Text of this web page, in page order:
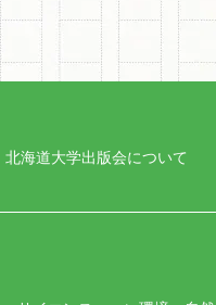
北海道大学出版会について